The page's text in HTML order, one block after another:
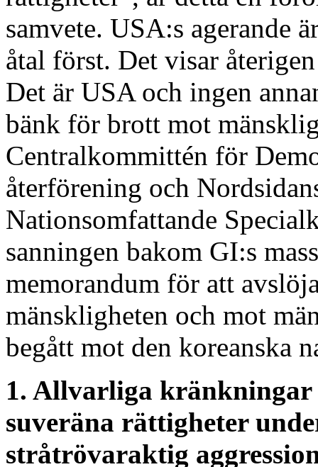
samvete. USA:s agerande
åtal först. Det visar
Det är USA och ingen
bänk för brott mot
Centralkommittén för
återförening och
Nationsomfattande
sanningen bakom GI:s
memorandum för att
mänskligheten och mot
begått mot den koreanska
1. Allvarliga kränkningar
suveräna rättigheter
stråtrövaraktig